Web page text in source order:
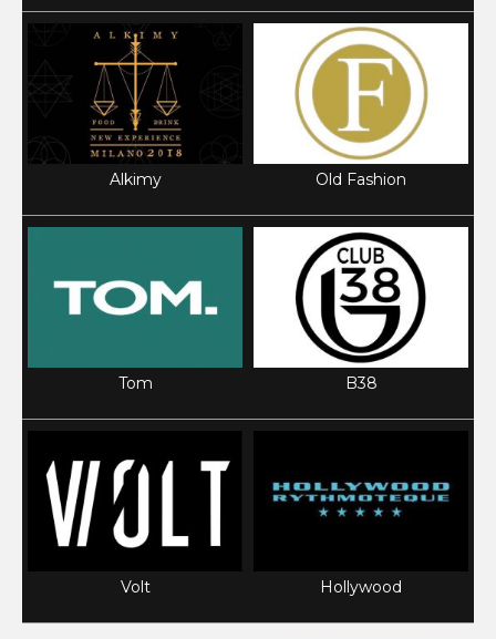
Alkimy Old Fashion
Tom B38
Volt Hollywood